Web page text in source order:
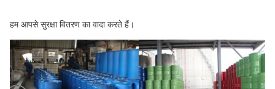
हम आपसे सुरक्षा वितरण का वादा करते हैं।